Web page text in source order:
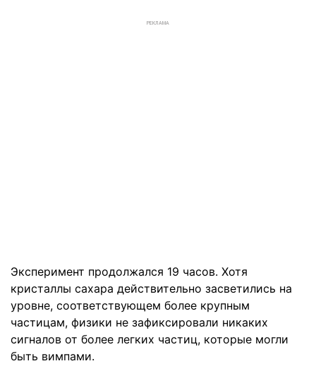
РЕКЛАМА
Эксперимент продолжался 19 часов. Хотя
кристаллы сахара действительно засветились на
уровне, соответствующем более крупным
частицам, физики не зафиксировали никаких
сигналов от более легких частиц, которые могли
быть вимпами.